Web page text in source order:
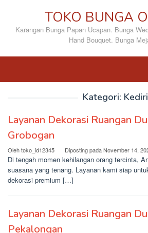
konten
TOKO BUNGA
Karangan Bunga Papan Ucapan. Bunga
Hand Bouquet. Bunga
Kategori: Kediri
Layanan Dekorasi Ruangan
Grobogan
Olehtoko_id12345 Diposting padaNovember 14,
Di tengah momen kehilangan orang tercinta,
suasana yang tenang. Layanan kami siap
dekorasi premium […]
Layanan Dekorasi Ruangan
Pekalongan